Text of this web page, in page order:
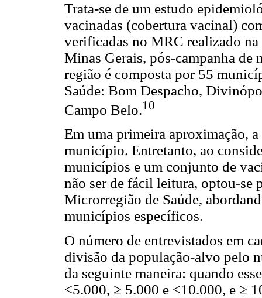
Trata-se de um estudo
vacinadas (cobertura vacinal)
verificadas no MRC realizado
Minas Gerais, pós-campanha de
região é composta por 55
Saúde: Bom Despacho,
Campo Belo.10
Em uma primeira aproximação,
município. Entretanto, ao
municípios e um conjunto de
não ser de fácil leitura, optou-se
Microrregião de Saúde,
municípios específicos.
O número de entrevistados em
divisão da população-alvo pelo
da seguinte maneira: quando
<5.000, ≥ 5.000 e <10.000, e ≥